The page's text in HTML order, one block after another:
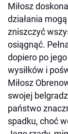
Miłosz
działania
zniszczyć
osiągnąć.
dopiero po
wysiłków i
Miłosz
swojej
państwo
spadku, choć